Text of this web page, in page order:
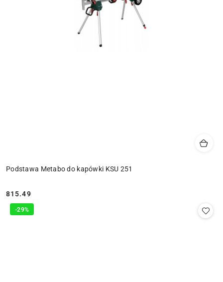
Podstawa Metabo do kapówki KSU 251
Cena:
815.49
-29%